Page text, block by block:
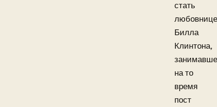
стать
Билла
Клинтона,
на то
время
пост